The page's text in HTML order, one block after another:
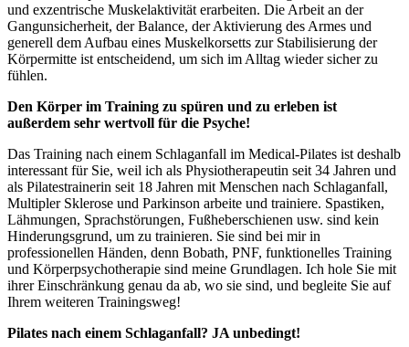
und exzentrische Muskelaktivität erarbeiten. Die Arbeit an der
Gangunsicherheit, der Balance, der Aktivierung des Armes und
generell dem Aufbau eines Muskelkorsetts zur Stabilisierung der
Körpermitte ist entscheidend, um sich im Alltag wieder sicher zu
fühlen.
Den Körper im Training zu spüren und zu erleben ist
außerdem sehr wertvoll für die Psyche!
Das Training nach einem Schlaganfall im Medical-Pilates ist deshalb
interessant für Sie, weil ich als Physiotherapeutin seit 34 Jahren und
als Pilatestrainerin seit 18 Jahren mit Menschen nach Schlaganfall,
Multipler Sklerose und Parkinson arbeite und trainiere. Spastiken,
Lähmungen, Sprachstörungen, Fußheberschienen usw. sind kein
Hinderungsgrund, um zu trainieren. Sie sind bei mir in
professionellen Händen, denn Bobath, PNF, funktionelles Training
und Körperpsychotherapie sind meine Grundlagen. Ich hole Sie mit
ihrer Einschränkung genau da ab, wo sie sind, und begleite Sie auf
Ihrem weiteren Trainingsweg!
Pilates nach einem Schlaganfall? JA unbedingt!